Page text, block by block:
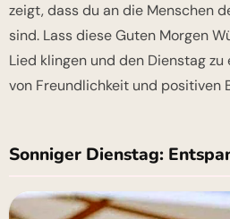
zeigt, dass du an die Menschen
sind. Lass diese Guten Morgen
Lied klingen und den Dienstag zu
von Freundlichkeit und positiven
Sonniger Dienstag: